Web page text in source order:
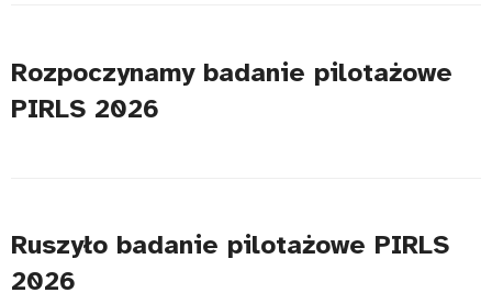
Rozpoczynamy badanie pilotażowe
PIRLS 2026
Ruszyło badanie pilotażowe PIRLS
2026